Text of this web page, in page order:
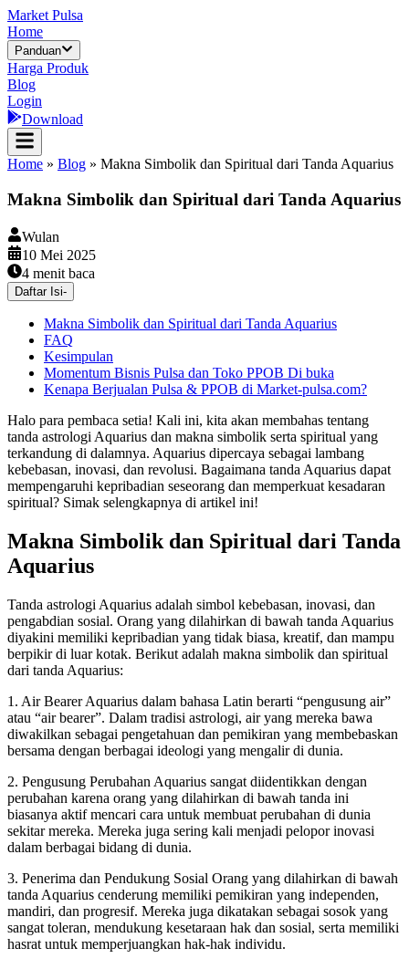
Market Pulsa
Home
Panduan
Harga Produk
Blog
Login
Download
Home » Blog » Makna Simbolik dan Spiritual dari Tanda Aquarius
Makna Simbolik dan Spiritual dari Tanda Aquarius
Wulan
10 Mei 2025
4 menit baca
Daftar Isi-
Makna Simbolik dan Spiritual dari Tanda Aquarius
FAQ
Kesimpulan
Momentum Bisnis Pulsa dan Toko PPOB Di buka
Kenapa Berjualan Pulsa & PPOB di Market-pulsa.com?
Halo para pembaca setia! Kali ini, kita akan membahas tentang
tanda astrologi Aquarius dan makna simbolik serta spiritual yang
terkandung di dalamnya. Aquarius dipercaya sebagai lambang
kebebasan, inovasi, dan revolusi. Bagaimana tanda Aquarius dapat
mempengaruhi kepribadian seseorang dan memperkuat kesadaran
spiritual? Simak selengkapnya di artikel ini!
Makna Simbolik dan Spiritual dari Tanda
Aquarius
Tanda astrologi Aquarius adalah simbol kebebasan, inovasi, dan
pengabdian sosial. Orang yang dilahirkan di bawah tanda Aquarius
diyakini memiliki kepribadian yang tidak biasa, kreatif, dan mampu
berpikir di luar kotak. Berikut adalah makna simbolik dan spiritual
dari tanda Aquarius:
1. Air Bearer Aquarius dalam bahasa Latin berarti “pengusung air”
atau “air bearer”. Dalam tradisi astrologi, air yang mereka bawa
diwakilkan sebagai pengetahuan dan pemikiran yang membebaskan
bersama dengan berbagai ideologi yang mengalir di dunia.
2. Pengusung Perubahan Aquarius sangat diidentikkan dengan
perubahan karena orang yang dilahirkan di bawah tanda ini
biasanya aktif mencari cara untuk membuat perubahan di dunia
sekitar mereka. Mereka juga sering kali menjadi pelopor inovasi
dalam berbagai bidang di dunia.
3. Penerima dan Pendukung Sosial Orang yang dilahirkan di bawah
tanda Aquarius cenderung memiliki pemikiran yang independen,
mandiri, dan progresif. Mereka juga dikatakan sebagai sosok yang
sangat toleran, mendukung kesetaraan hak dan sosial, serta memiliki
hasrat untuk memperjuangkan hak-hak individu.